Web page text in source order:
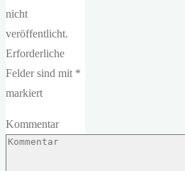
nicht
veröffentlicht.
Erforderliche
Felder sind mit *
markiert
Kommentar